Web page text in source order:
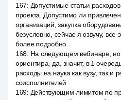
167: Допустимые статьи
проекта. Допустимо ли
организаций, закупка
безусловно, сейчас я озвучу, все
более подробно.
168: На следующем вебинаре, но
ориентира, да, значит, в 1
расходы на наука как вузу, так и
соисполнителей
169: Действующим лимитом по